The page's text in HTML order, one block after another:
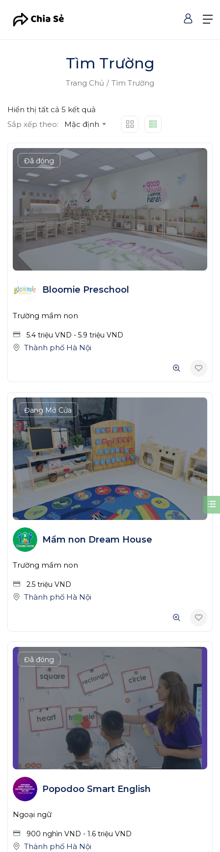
Tìm Trường
Trang Chủ Tìm Trường
Hiển thị tất cả 5 kết quả
Sắp xếp theo:
Mặc định
Đã đóng
Bloomie Preschool
Trường mầm non
5.4 triệu VND - 5.9 triệu VND
Thành phố Hà Nội
Đang Mở Cửa
Mầm non Dream House
Trường mầm non
2.5 triệu VND
Thành phố Hà Nội
Đã đóng
Popodoo Smart English
Ngoại ngữ
900 nghìn VND - 1.6 triệu VND
Thành phố Hà Nội